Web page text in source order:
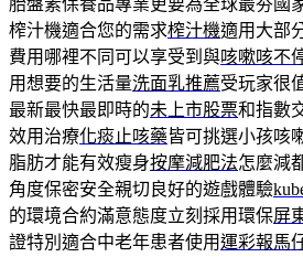
榨汁機適合您的需求榨汁機適用大部
費用哪裡不同可以享受到與咳嗽咳不
用想要的生活量洗面乳推薦受玩家很
最新最快最即時的未上市股票和指數
效用治療化痰止咳藥皆可挑選小孩咳
脂肪才能有效瘦身按摩減肥法怎麼減
角度保密安全親切良好的遊戲體驗
的環境合約滿意態度立刻採用環保屏
證特別適合中老年患者使用運彩報馬